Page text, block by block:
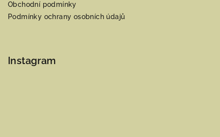
Obchodní podmínky
Podmínky ochrany osobních údajů
Instagram